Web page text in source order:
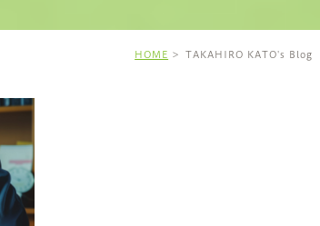
HOME TAKAHIRO KATO's Blog